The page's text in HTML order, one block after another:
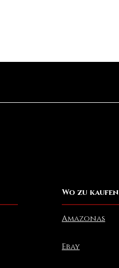
Wo zu kaufen
Amazonas
Ebay